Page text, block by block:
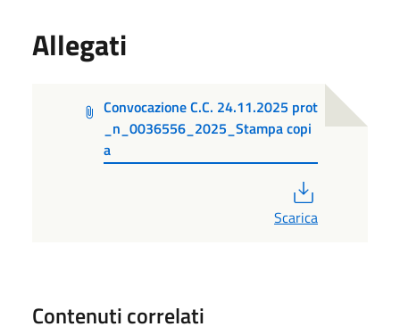
Allegati
Convocazione C.C. 24.11.2025 prot
_n_0036556_2025_Stampa copi
a
Scarica
Contenuti correlati